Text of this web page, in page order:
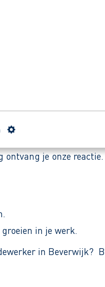
elkaar en
ontvang je onze reactie.
in je werk.
in Beverwijk?